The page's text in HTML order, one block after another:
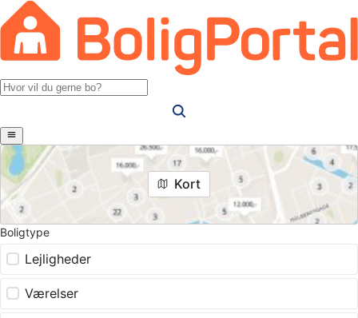
Kort
Boligtype
Lejligheder
Værelser